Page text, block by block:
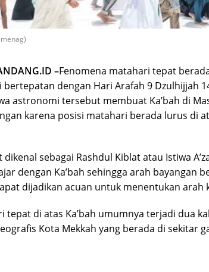
–Fenomena matahari tepat
dengan Hari Arafah 9 Dzulhijjah
astronomi tersebut membuat Ka’bah di
karena posisi matahari berada lurus di
sebagai Rashdul Kiblat atau Istiwa
dengan Ka’bah sehingga arah bayangan
dijadikan acuan untuk menentukan arah
tepat di atas Ka’bah umumnya terjadi dua
Kota Mekkah yang berada di sekitar